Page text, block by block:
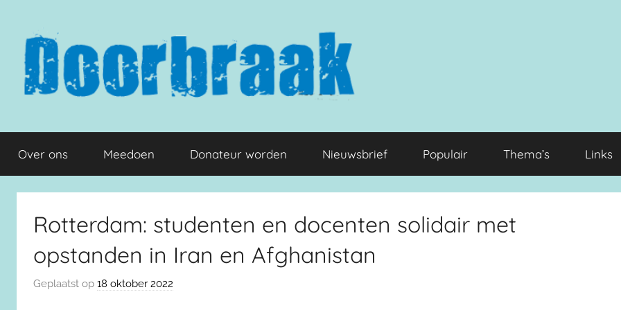
inhoud
springen
Doorbraak.eu
Over ons Meedoen Donateur worden Nieuwsbrief Populair Thema’s Links
Rotterdam: studenten en docenten solidair met
opstanden in Iran en Afghanistan
Geplaatst op 18 oktober 2022